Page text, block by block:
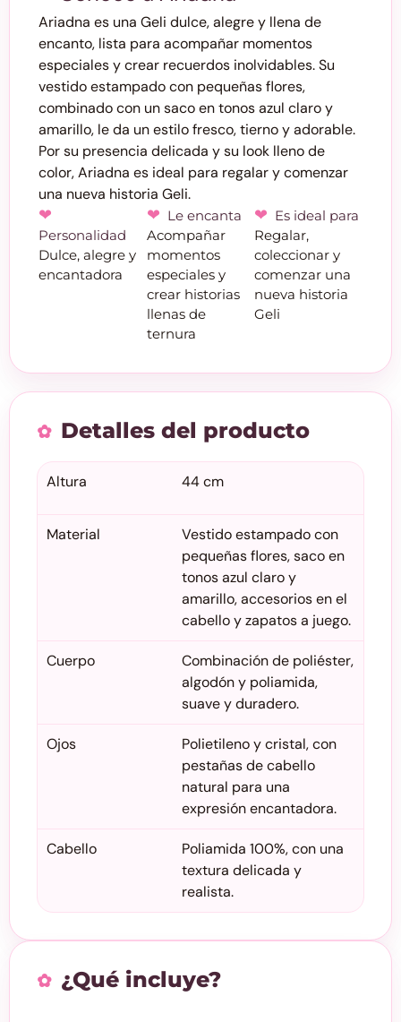
Ariadna es una Geli dulce, alegre y llena de
encanto, lista para acompañar momentos
especiales y crear recuerdos inolvidables. Su
vestido estampado con pequeñas flores,
combinado con un saco en tonos azul claro y
amarillo, le da un estilo fresco, tierno y adorable.
Por su presencia delicada y su look lleno de
color, Ariadna es ideal para regalar y comenzar
una nueva historia Geli.
Personalidad
Dulce, alegre y
encantadora
Le encanta
Acompañar
momentos
especiales y
crear historias
llenas de
ternura
Es ideal para
Regalar,
coleccionar y
comenzar una
nueva historia
Geli
Detalles del producto
Altura 44 cm
Material
Vestido estampado con
pequeñas flores, saco en
tonos azul claro y
amarillo, accesorios en el
cabello y zapatos a juego.
Cuerpo
Combinación de poliéster,
algodón y poliamida,
suave y duradero.
Ojos
Polietileno y cristal, con
pestañas de cabello
natural para una
expresión encantadora.
Cabello
Poliamida 100%, con una
textura delicada y
realista.
¿Qué incluye?